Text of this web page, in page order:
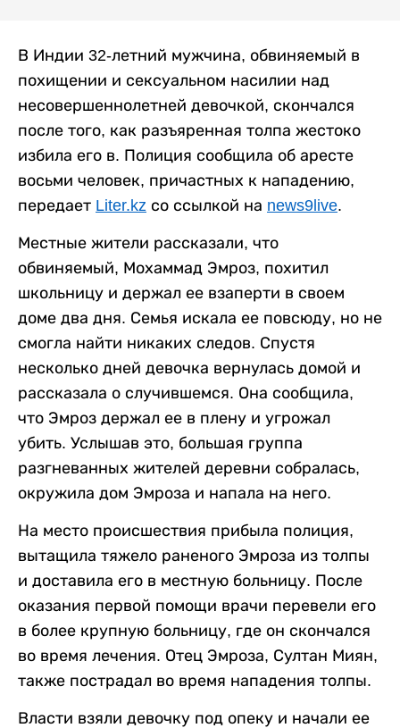
В Индии 32-летний мужчина, обвиняемый в
похищении и сексуальном насилии над
несовершеннолетней девочкой, скончался
после того, как разъяренная толпа жестоко
избила его в. Полиция сообщила об аресте
восьми человек, причастных к нападению,
передает Liter.kz со ссылкой на news9live.
Местные жители рассказали, что
обвиняемый, Мохаммад Эмроз, похитил
школьницу и держал ее взаперти в своем
доме два дня. Семья искала ее повсюду, но не
смогла найти никаких следов. Спустя
несколько дней девочка вернулась домой и
рассказала о случившемся. Она сообщила,
что Эмроз держал ее в плену и угрожал
убить. Услышав это, большая группа
разгневанных жителей деревни собралась,
окружила дом Эмроза и напала на него.
На место происшествия прибыла полиция,
вытащила тяжело раненого Эмроза из толпы
и доставила его в местную больницу. После
оказания первой помощи врачи перевели его
в более крупную больницу, где он скончался
во время лечения. Отец Эмроза, Султан Миян,
также пострадал во время нападения толпы.
Власти взяли девочку под опеку и начали ее